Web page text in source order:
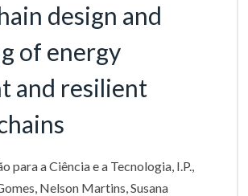
design and
of energy
and resilient
para a Ciência e a Tecnologia, I.P.,
Nelson Martins, Susana